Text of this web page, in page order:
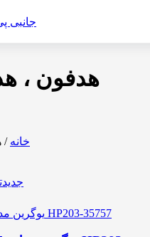
هدفون ،
خانه /